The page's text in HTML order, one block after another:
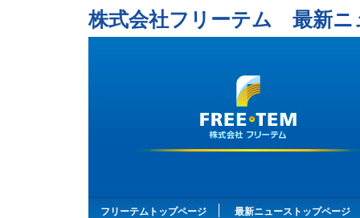
株式会社フリーテム 最新ニ
フリーテムトップページ 最新ニューストップページ